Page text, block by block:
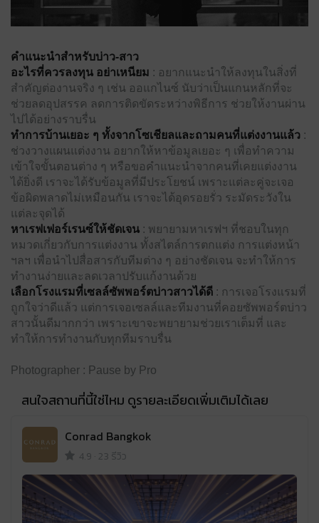
คำแนะนำสำหรับบ่าว-สาว
อะไรที่ควรลงทุน อย่าเหนียม : อยากแนะนำให้ลงทุนในสิ่งที่
สำคัญต่องานจริง ๆ เช่น ออแกไนซ์ นับว่าเป็นแกนหลักที่จะ
ช่วยลดอุปสรรค ลดการติดขัดระหว่างพิธีการ ช่วยให้งานผ่าน
ไปได้อย่างราบรื่น
ทำการบ้านเยอะ ๆ ทั้งจากโซเชียลและถามคนที่แต่งงานแล้ว :
ช่วงวางแผนแต่งงาน อยากให้หาข้อมูลเยอะ ๆ เพื่อทำความ
เข้าใจขั้นตอนต่าง ๆ หรือขอคำแนะนำจากคนที่เคยแต่งงาน
ได้ยิ่งดี เราจะได้รับข้อมูลที่มีประโยชน์ เพราะแต่ละคู่จะเจอ
ข้อผิดพลาดไม่เหมือนกัน เราจะได้อุดรอยรั่ว ระมัดระวังใน
แต่ละจุดได้
หาเรฟเฟอร์เรนซ์ให้ชัดเจน : พยายามหาเรฟฯ ที่ชอบในทุก
หมวดเกี่ยวกับการแต่งงาน ทั้งสไตล์การตกแต่ง การแต่งหน้า
ฯลฯ เพื่อนำไปสื่อสารกับทีมต่าง ๆ อย่างชัดเจน จะทำให้การ
ทำงานง่ายและลดเวลาปรับแก้งานด้วย
เลือกโรงแรมที่เซลล์ซัพพอร์ตบ่าวสาวได้ดี : การเจอโรงแรมที่
ถูกใจว่าดีแล้ว แต่การเจอเซลล์และทีมงานที่คอยซัพพอร์ตบ่าว
สาวนั้นดีมากกว่า เพราะเขาจะพยายามช่วยเราเต็มที่ และ
ทำให้การทำงานกับทุกทีมราบรื่น
Photographer : Pause by Pro
สนใจสถานที่นี้ใช่ไหม ดูรายละเอียดเพิ่มเติมได้เลย
Conrad Bangkok
4.9 · 23 รีวิว